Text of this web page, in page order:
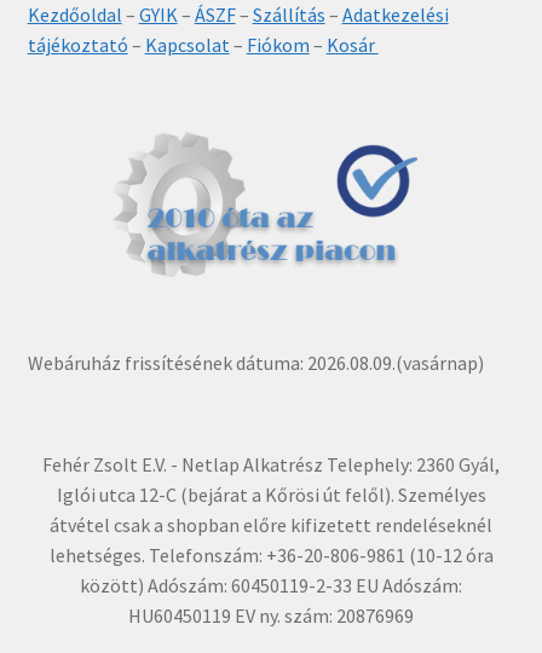
Kezdőoldal – GYIK – ÁSZF– Szállítás – Adatkezelési
tájékoztató – Kapcsolat – Fiókom – Kosár
Webáruház frissítésének dátuma: 2026.08.09.(vasárnap)
Fehér Zsolt E.V. - Netlap Alkatrész Telephely: 2360 Gyál,
Iglói utca 12-C (bejárat a Kőrösi út felől). Személyes
átvétel csak a shopban előre kifizetett rendeléseknél
lehetséges. Telefonszám: +36-20-806-9861 (10-12 óra
között) Adószám: 60450119-2-33 EU Adószám:
HU60450119 EV ny. szám: 20876969